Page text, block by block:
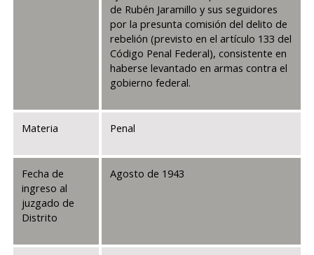
de Rubén Jaramillo y sus seguidores
por la presunta comisión del delito de
rebelión (previsto en el artículo 133 del
Código Penal Federal), consistente en
haberse levantado en armas contra el
gobierno federal.
Materia Penal
Fecha de
ingreso al
juzgado de
Distrito
Agosto de 1943